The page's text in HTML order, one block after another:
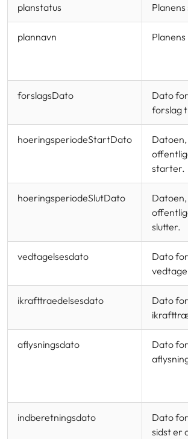
planstatus
plannavn Planens
forslagsDato
Dato
forslag
hoeringsperiodeStartDato
starter.
hoeringsperiodeSlutDato
slutter.
vedtagelsesdato
Dato
ikrafttraedelsesdato
Dato
aflysningsdato
Dato
indberetningsdato
Dato
sidst er